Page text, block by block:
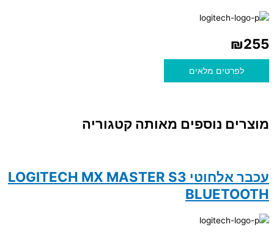
₪255
לפרטים מלאים
מוצרים נוספים מאותה קטגוריה
עכבר אלחוטי LOGITECH MX MASTER S3
BLUETOOTH